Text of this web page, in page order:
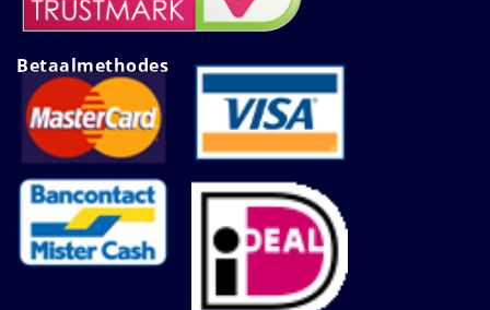
Betaalmethodes